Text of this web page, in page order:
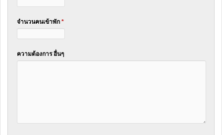
จำนวนคนเข้าพัก *
ความต้องการ อื่นๆ